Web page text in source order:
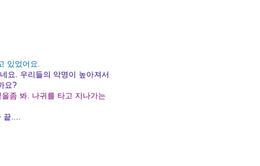
있었어요.
요. 우리들의 악명이 높아져서
요?
좀 봐. 나귀를 타고 지나가는
끝....